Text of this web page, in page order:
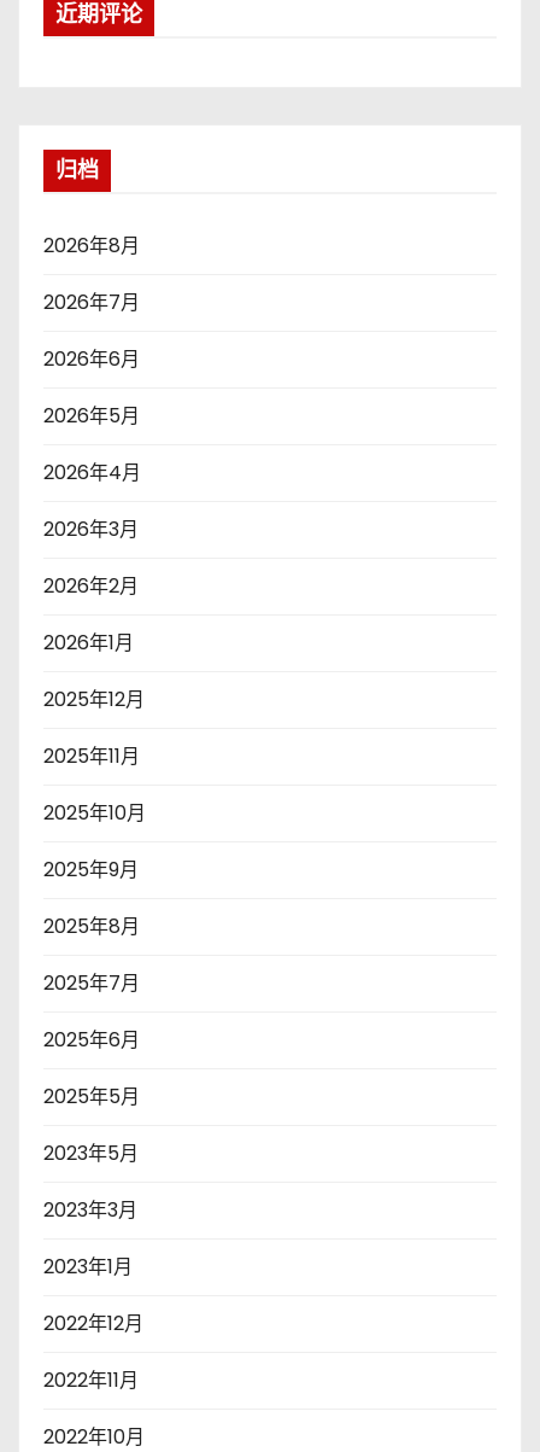
近期评论
归档
2026年8月
2026年7月
2026年6月
2026年5月
2026年4月
2026年3月
2026年2月
2026年1月
2025年12月
2025年11月
2025年10月
2025年9月
2025年8月
2025年7月
2025年6月
2025年5月
2023年5月
2023年3月
2023年1月
2022年12月
2022年11月
2022年10月